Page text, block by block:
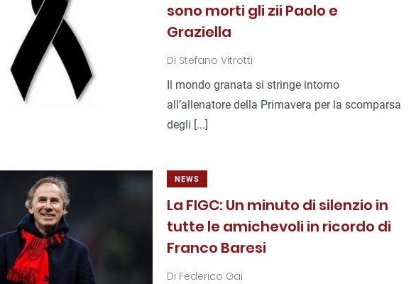
sono morti gli zii Paolo e
Graziella
Di Stefano Vitrotti
Il mondo granata si stringe intorno
all’allenatore della Primavera per la scomparsa
degli [...]
NEWS
La FIGC: Un minuto di silenzio in
tutte le amichevoli in ricordo di
Franco Baresi
Di Federico Gai